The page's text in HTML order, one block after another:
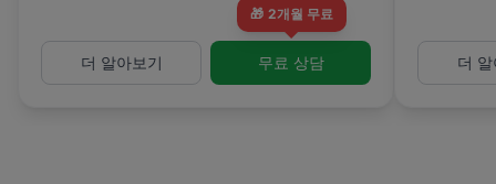
더 알아보기
🎁 2개월 무료
무료 상담 더